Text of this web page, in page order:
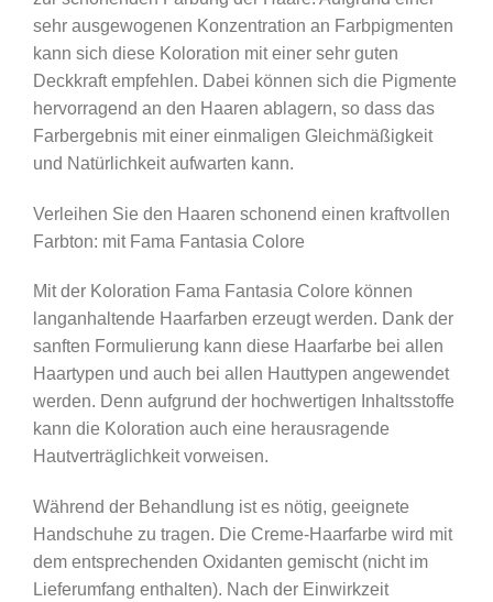
sehr ausgewogenen Konzentration an Farbpigmenten
kann sich diese Koloration mit einer sehr guten
Deckkraft empfehlen. Dabei können sich die Pigmente
hervorragend an den Haaren ablagern, so dass das
Farbergebnis mit einer einmaligen Gleichmäßigkeit
und Natürlichkeit aufwarten kann.
Verleihen Sie den Haaren schonend einen kraftvollen
Farbton: mit Fama Fantasia Colore
Mit der Koloration Fama Fantasia Colore können
langanhaltende Haarfarben erzeugt werden. Dank der
sanften Formulierung kann diese Haarfarbe bei allen
Haartypen und auch bei allen Hauttypen angewendet
werden. Denn aufgrund der hochwertigen Inhaltsstoffe
kann die Koloration auch eine herausragende
Hautverträglichkeit vorweisen.
Während der Behandlung ist es nötig, geeignete
Handschuhe zu tragen. Die Creme-Haarfarbe wird mit
dem entsprechenden Oxidanten gemischt (nicht im
Lieferumfang enthalten). Nach der Einwirkzeit